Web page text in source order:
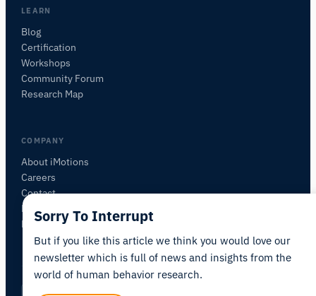
LEARN
Blog
Certification
Workshops
Community Forum
Research Map
COMPANY
About iMotions
Careers
Contact
My iMotions
Newsletter
FRAGEN SIE ZU DIESEM ARTIKEL
Diesen Artikel zusammenfassen
Wie könnte ich das anwenden?
Sorry To Interrupt
But if you like this article we think you would love our
newsletter which is full of news and insights from the
world of human behavior research.